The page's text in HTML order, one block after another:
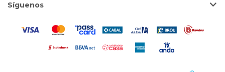
Síguenos